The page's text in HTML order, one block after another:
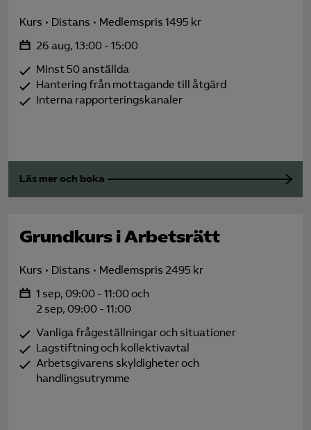
Kurs Distans
Medlemspris 1495 kr
26 aug, 13:00 - 15:00
Minst 50 anställda
Hantering från mottagande till åtgärd
Interna rapporteringskanaler
Läs mer och boka
Grundkurs i Arbetsrätt
Kurs Distans
Medlemspris 2495 kr
1 sep, 09:00 - 11:00 och
2 sep, 09:00 - 11:00
Vanliga frågeställningar och situationer
Lagstiftning och kollektivavtal
Arbetsgivarens skyldigheter och
handlingsutrymme